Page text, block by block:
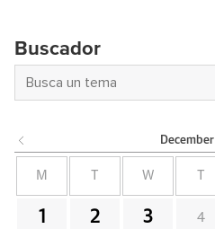
Buscador
December
M W
1 2 3 4